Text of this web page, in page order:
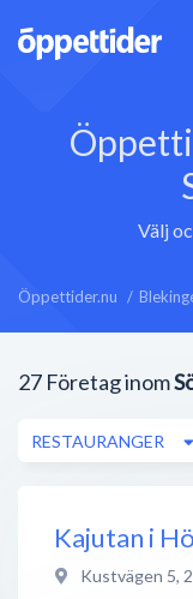
Välj
Öppettider.nu
27 Företag inom
RESTAURANGER
Kajutan i
Kustvägen 5,